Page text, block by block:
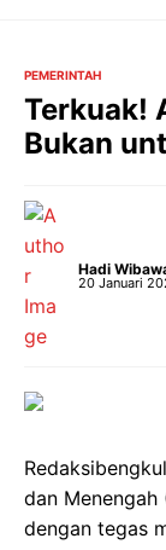
PEMERINTAH
Terkuak!
Bukan
Hadi
20 Januari
dan Menengah
dengan tegas